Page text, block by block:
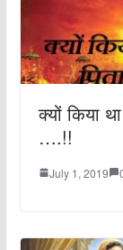
क्यों किया
….!!
July 1, 2019